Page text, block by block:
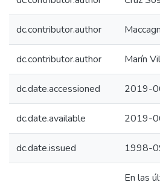
dc.contributor.author
dc.contributor.author Marín
dc.date.accessioned 2019-
dc.date.available 2019-
dc.date.issued 1998-
En las